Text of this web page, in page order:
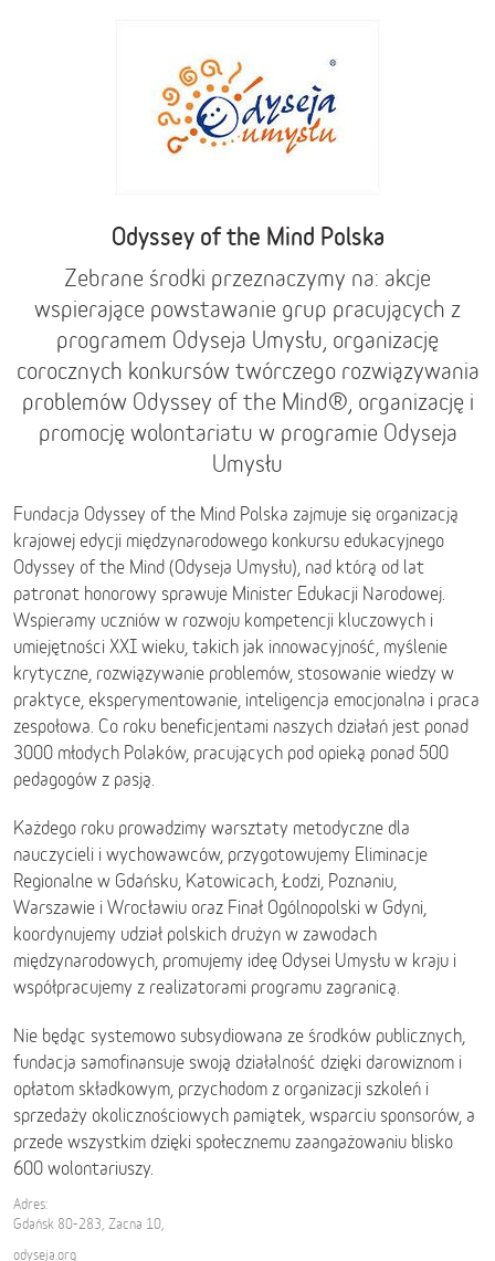
Odyssey of the Mind Polska
Zebrane środki przeznaczymy na: akcje
wspierające powstawanie grup pracujących z
programem Odyseja Umysłu, organizację
corocznych konkursów twórczego rozwiązywania
problemów Odyssey of the Mind®, organizację i
promocję wolontariatu w programie Odyseja
Umysłu
Fundacja Odyssey of the Mind Polska zajmuje się organizacją
krajowej edycji międzynarodowego konkursu edukacyjnego
Odyssey of the Mind (Odyseja Umysłu), nad którą od lat
patronat honorowy sprawuje Minister Edukacji Narodowej.
Wspieramy uczniów w rozwoju kompetencji kluczowych i
umiejętności XXI wieku, takich jak innowacyjność, myślenie
krytyczne, rozwiązywanie problemów, stosowanie wiedzy w
praktyce, eksperymentowanie, inteligencja emocjonalna i praca
zespołowa. Co roku beneficjentami naszych działań jest ponad
3000 młodych Polaków, pracujących pod opieką ponad 500
pedagogów z pasją.
Każdego roku prowadzimy warsztaty metodyczne dla
nauczycieli i wychowawców, przygotowujemy Eliminacje
Regionalne w Gdańsku, Katowicach, Łodzi, Poznaniu,
Warszawie i Wrocławiu oraz Finał Ogólnopolski w Gdyni,
koordynujemy udział polskich drużyn w zawodach
międzynarodowych, promujemy ideę Odysei Umysłu w kraju i
współpracujemy z realizatorami programu zagranicą.
Nie będąc systemowo subsydiowana ze środków publicznych,
fundacja samofinansuje swoją działalność dzięki darowiznom i
opłatom składkowym, przychodom z organizacji szkoleń i
sprzedaży okolicznościowych pamiątek, wsparciu sponsorów, a
przede wszystkim dzięki społecznemu zaangażowaniu blisko
600 wolontariuszy.
Adres:
Gdańsk 80-283, Zacna 10,
odyseja.org